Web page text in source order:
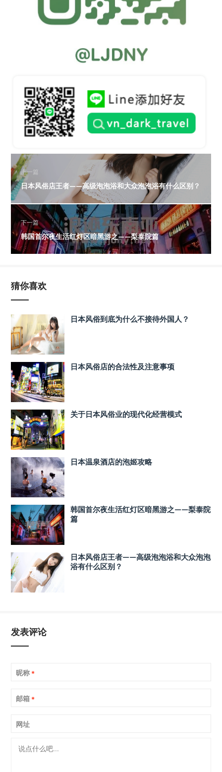
上一篇
日本风俗店王者——高级泡泡浴和大众泡泡浴有什么区别？
下一篇
韩国首尔夜生活红灯区暗黑游之——梨泰院篇
猜你喜欢
日本风俗到底为什么不接待外国人？
日本风俗店的合法性及注意事项
关于日本风俗业的现代化经营模式
日本温泉酒店的泡姬攻略
韩国首尔夜生活红灯区暗黑游之——梨泰院
篇
日本风俗店王者——高级泡泡浴和大众泡泡
浴有什么区别？
发表评论
昵称 *
邮箱 *
网址